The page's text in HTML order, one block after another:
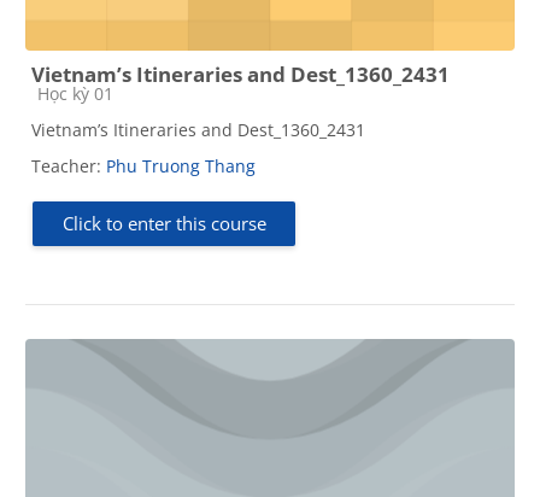
Vietnam’s Itineraries and Dest_1360_2431
Course category
Học kỳ 01
Vietnam’s Itineraries and Dest_1360_2431
Teacher: Phu Truong Thang
Click to enter this course